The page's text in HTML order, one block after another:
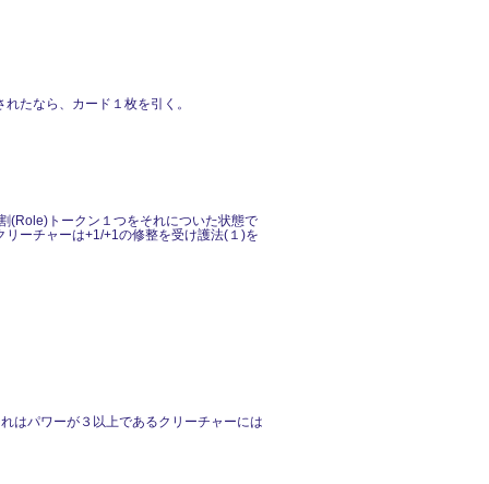
たなら、カード１枚を引く。
(Role)トークン１つをそれについた状態で
ーチャーは+1/+1の修整を受け護法(１)を
はパワーが３以上であるクリーチャーには